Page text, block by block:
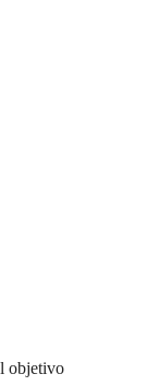
objetivo